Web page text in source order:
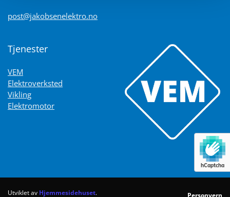
hCaptcha
post@jakobsenelektro.no
Tjenester
VEM
Elektroverksted
Vikling
Elektromotor
Utviklet av Hjemmesidehuset. Personvern